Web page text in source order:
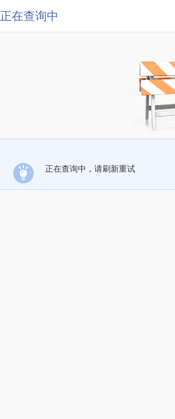
正在查询中
正在查询中，请刷新重试